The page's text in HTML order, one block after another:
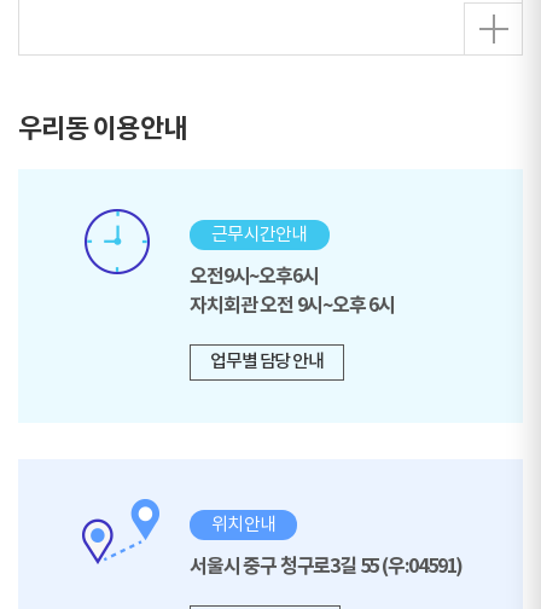
우리동 이용안내
근무시간안내
오전9시~오후6시
자치회관 오전 9시~오후 6시
업무별 담당 안내
위치안내
서울시 중구 청구로3길 55 (우:04591)